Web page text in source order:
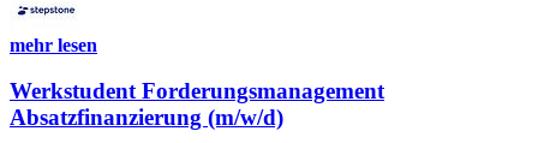
mehr lesen
Werkstudent Forderungsmanagement
Absatzfinanzierung (m/w/d)